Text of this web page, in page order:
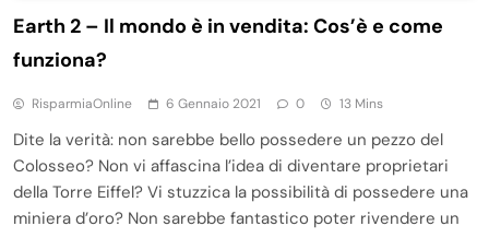
Earth 2 – Il mondo è in vendita: Cos’è e come
funziona?
RisparmiaOnline 6 Gennaio 2021 0 13 Mins
Dite la verità: non sarebbe bello possedere un pezzo del
Colosseo? Non vi affascina l’idea di diventare proprietari
della Torre Eiffel? Vi stuzzica la possibilità di possedere una
miniera d’oro? Non sarebbe fantastico poter rivendere un